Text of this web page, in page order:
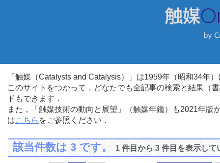
「触媒（Catalysts and Catalysis）」は1959年（昭和34年
このサイトをつかって，どなたでも全記事の検索と結果（
ドもできます．
また，「触媒技術の動向と展望」（触媒年鑑）も2021年
はこちら をご参照ください．
該当件数は 3 です。1 件目から 3 件目を表示して